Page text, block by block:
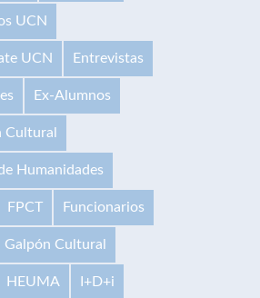
UCN
UCN Entrevistas
Ex-Alumnos
Cultural
Humanidades
FPCT Funcionarios
Galpón Cultural
HEUMA I+D+i